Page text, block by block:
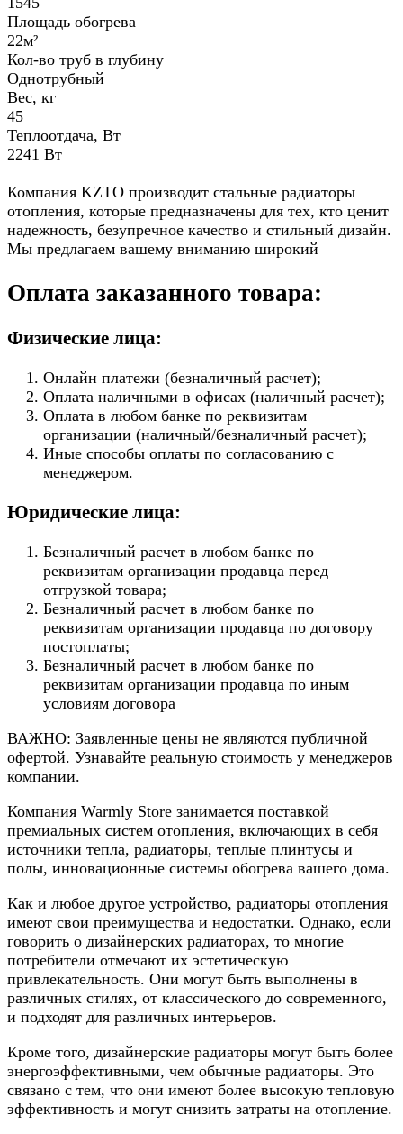
Площадь обогрева
22м²
Кол-во труб в глубину
Однотрубный
Вес, кг
45
Теплоотдача, Вт
2241 Вт
Компания KZTO производит стальные радиаторы
отопления, которые предназначены для тех, кто ценит
надежность, безупречное качество и стильный дизайн.
Мы предлагаем вашему вниманию широкий
Оплата заказанного товара:
Физические лица:
Онлайн платежи (безналичный расчет);
Оплата наличными в офисах (наличный расчет);
Оплата в любом банке по реквизитам
организации (наличный/безналичный расчет);
Иные способы оплаты по согласованию с
менеджером.
Юридические лица:
Безналичный расчет в любом банке по
реквизитам организации продавца перед
отгрузкой товара;
Безналичный расчет в любом банке по
реквизитам организации продавца по договору
постоплаты;
Безналичный расчет в любом банке по
реквизитам организации продавца по иным
условиям договора
ВАЖНО: Заявленные цены не являются публичной
офертой. Узнавайте реальную стоимость у менеджеров
компании.
Компания Warmly Store занимается поставкой
премиальных систем отопления, включающих в себя
источники тепла, радиаторы, теплые плинтусы и
полы, инновационные системы обогрева вашего дома.
Как и любое другое устройство, радиаторы отопления
имеют свои преимущества и недостатки. Однако, если
говорить о дизайнерских радиаторах, то многие
потребители отмечают их эстетическую
привлекательность. Они могут быть выполнены в
различных стилях, от классического до современного,
и подходят для различных интерьеров.
Кроме того, дизайнерские радиаторы могут быть более
энергоэффективными, чем обычные радиаторы. Это
связано с тем, что они имеют более высокую тепловую
эффективность и могут снизить затраты на отопление.